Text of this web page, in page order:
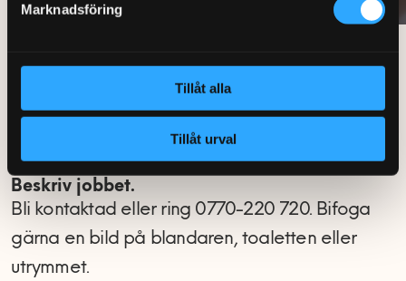
Marknadsföring
Tillåt alla
Tillåt urval
Så går det till när du bokar
hjälp
Beskriv jobbet.
Bli kontaktad eller ring 0770-220 720. Bifoga
gärna en bild på blandaren, toaletten eller
utrymmet.